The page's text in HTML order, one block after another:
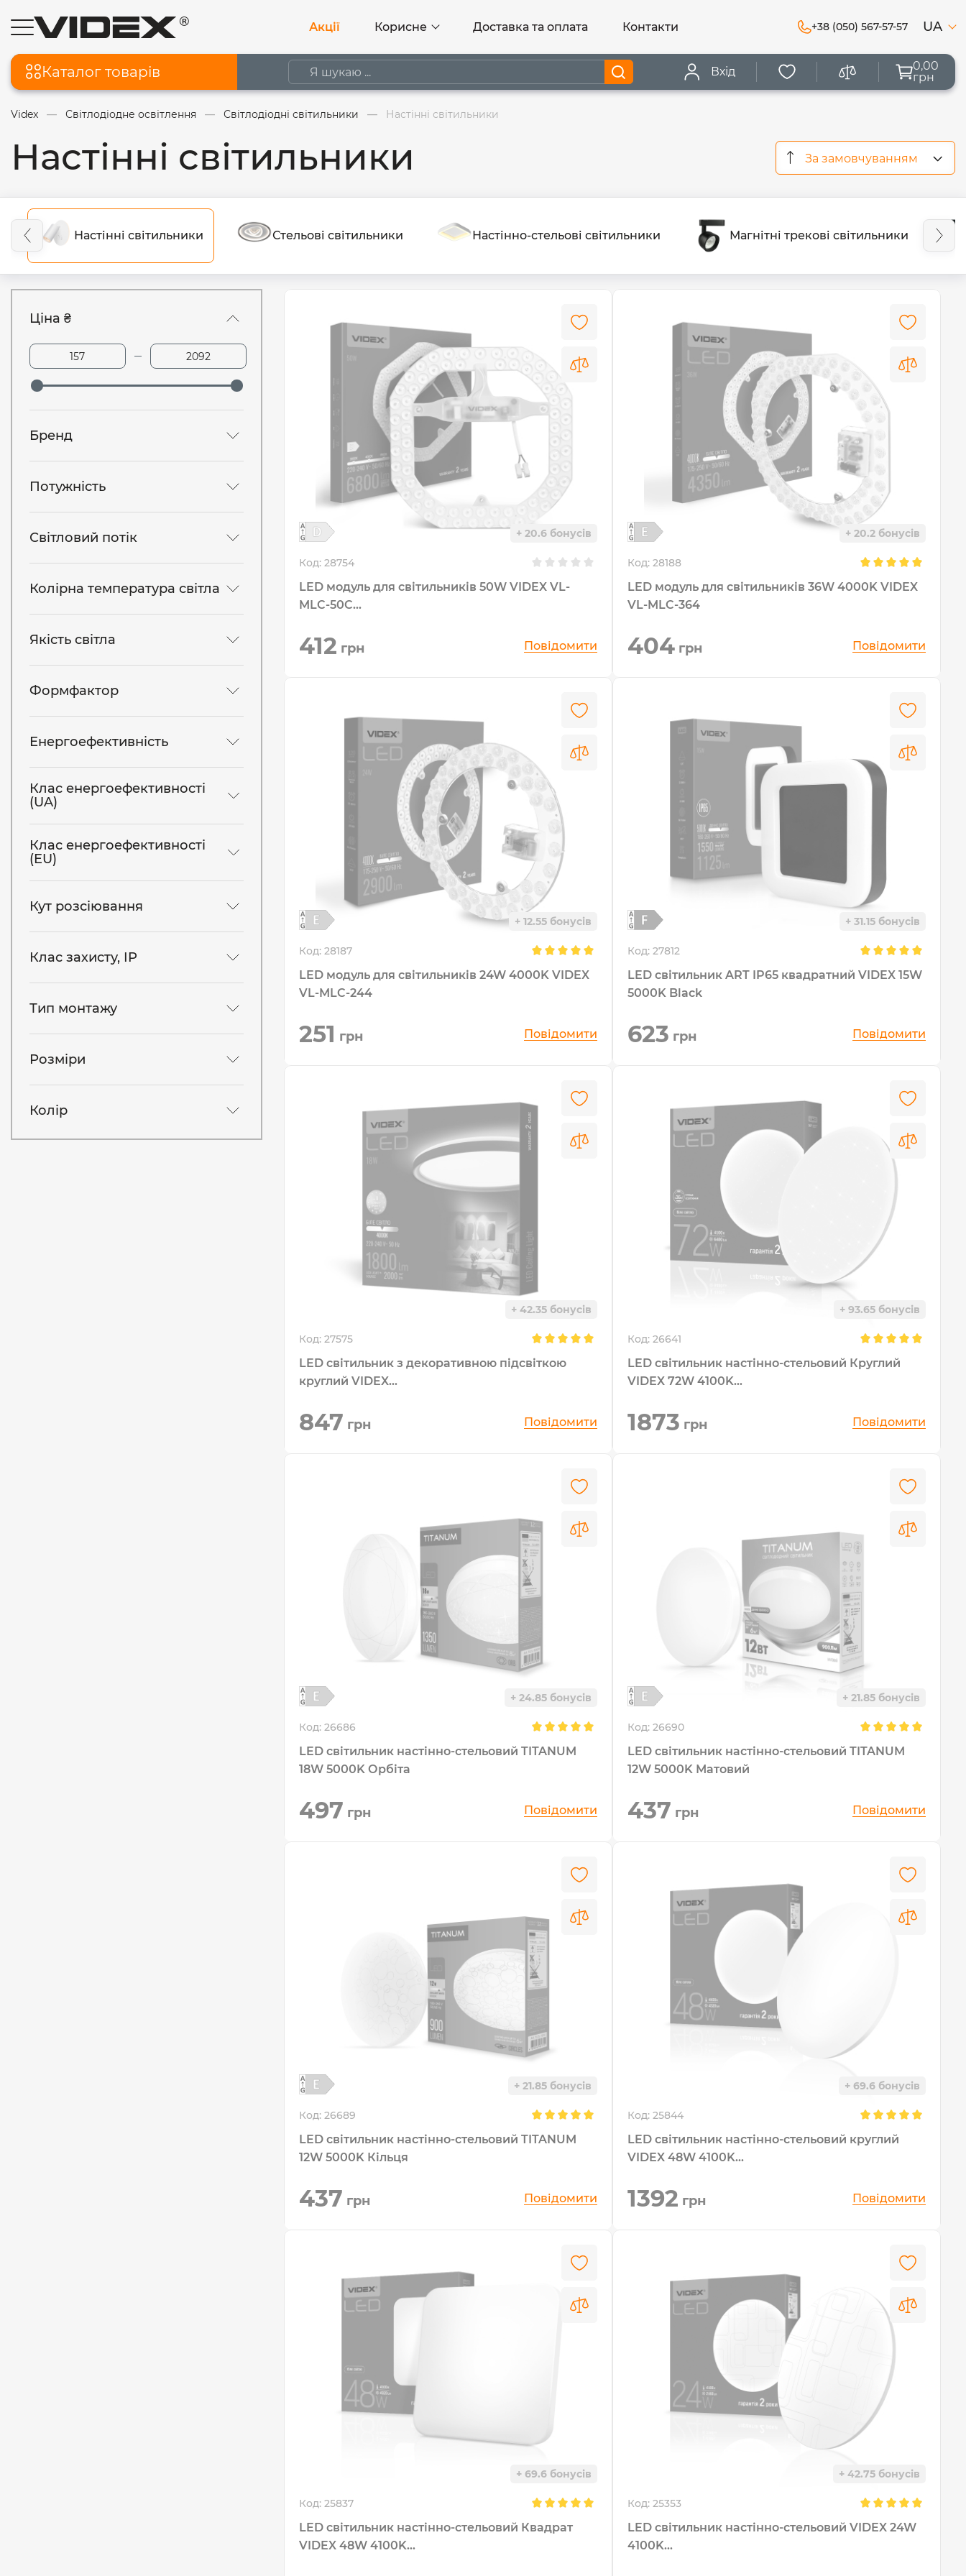
Акції Корисне Доставка та оплата Контакти +38 (050) 567-57-57 UA
Каталог товарів Вхід
0,00
грн
Videx Світлодіодне освітлення Світлодіодні світильники Настінні світильники
Настінні світильники За замовчуванням
Настінні світильники Стельові світильники Настінно-стельові світильники Магнітні трекові світильники
Ціна ₴
Бренд
Потужність
Світловий потік
Колірна температура світла
Якість світла
Формфактор
Енергоефективність
Клас енергоефективності
(UA)
Клас енергоефективності
(EU)
Кут розсіювання
Клас захисту, IP
Тип монтажу
Розміри
Колір
+ 20.6 бонусів
Код: 28754
LED модуль для світильників 50W VIDEX VL-
MLC-50C...
412 грн Повідомити
+ 20.2 бонусів
Код: 28188
LED модуль для світильників 36W 4000K VIDEX
VL-MLC-364
404 грн Повідомити
+ 12.55 бонусів
Код: 28187
LED модуль для світильників 24W 4000K VIDEX
VL-MLC-244
251 грн Повідомити
+ 31.15 бонусів
Код: 27812
LED світильник ART IP65 квадратний VIDEX 15W
5000K Black
623 грн Повідомити
+ 42.35 бонусів
Код: 27575
LED світильник з декоративною підсвіткою
круглий VIDEX...
847 грн Повідомити
+ 93.65 бонусів
Код: 26641
LED світильник настінно-стельовий Круглий
VIDEX 72W 4100K...
1873 грн Повідомити
+ 24.85 бонусів
Код: 26686
LED світильник настінно-стельовий TITANUM
18W 5000K Орбіта
497 грн Повідомити
+ 21.85 бонусів
Код: 26690
LED світильник настінно-стельовий TITANUM
12W 5000K Матовий
437 грн Повідомити
+ 21.85 бонусів
Код: 26689
LED світильник настінно-стельовий TITANUM
12W 5000K Кільця
437 грн Повідомити
+ 69.6 бонусів
Код: 25844
LED світильник настінно-стельовий круглий
VIDEX 48W 4100K...
1392 грн Повідомити
+ 69.6 бонусів
Код: 25837
LED світильник настінно-стельовий Квадрат
VIDEX 48W 4100K...
+ 42.75 бонусів
Код: 25353
LED світильник настінно-стельовий VIDEX 24W
4100K...